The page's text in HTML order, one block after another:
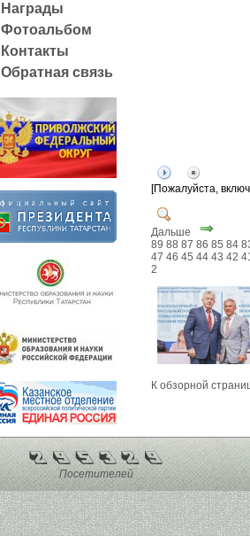
Награды
Фотоальбом
Контакты
Обратная связь
[Пожалуйста,
Дальше
89 88 87 86 85 84
47 46 45 44 43 42
2
К обзорной
Посетителей